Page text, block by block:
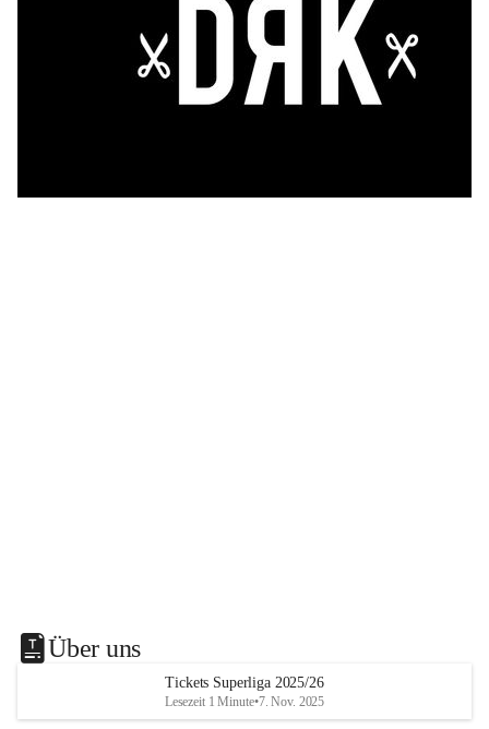
Über uns
Tickets Superliga 2025/26
Lesezeit 1 Minute•7. Nov. 2025